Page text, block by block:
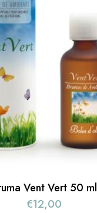
Vent Vert 50 ml
€12,00